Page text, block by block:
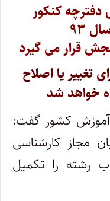
دفترچه کنکور
۹۳
قرار می گیرد
تغییر یا اصلاح
خواهد شد
کشور گفت:
مجاز کارشناسی
رشته را تکمیل